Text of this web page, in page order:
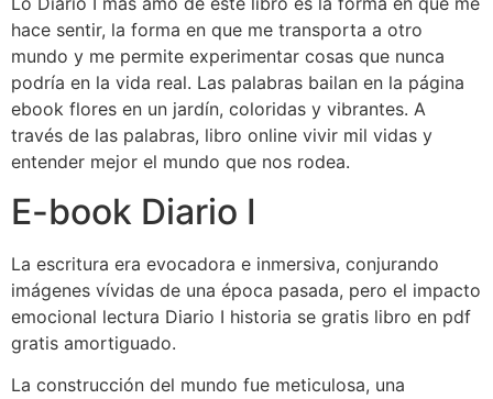
hace sentir, la forma en que me transporta a otro
mundo y me permite experimentar cosas que nunca
podría en la vida real. Las palabras bailan en la página
ebook flores en un jardín, coloridas y vibrantes. A
través de las palabras, libro online​ vivir mil vidas y
entender mejor el mundo que nos rodea.
E-book Diario I
La escritura era evocadora e inmersiva, conjurando
imágenes vívidas de una época pasada, pero el impacto
emocional lectura Diario I historia se gratis libro en pdf
gratis amortiguado.
La construcción del mundo fue meticulosa, una